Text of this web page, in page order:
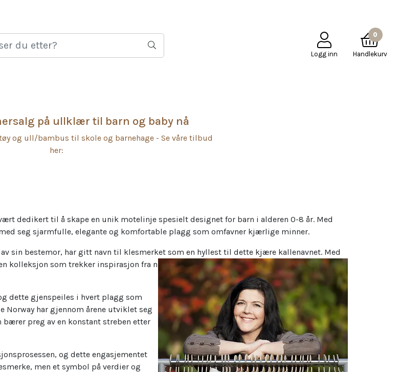
Logg inn
0
Handlekurv
på ullklær til barn og baby nå
og ull/bambus til skole og barnehage - Se våre tilbud
her:
dedikert til å skape en unik motelinje spesielt designet for barn i alderen 0-8 år. Med
seg sjarmfulle, elegante og komfortable plagg som omfavner kjærlige minner.
sin bestemor, har gitt navn til klesmerket som en hyllest til dette kjære kallenavnet. Med
kolleksjon som trekker inspirasjon fra n
dette gjenspeiles i hvert plagg som
Norway har gjennom årene utviklet seg
preg av en konstant streben etter
og dette engasjementet
men et symbol på verdier og